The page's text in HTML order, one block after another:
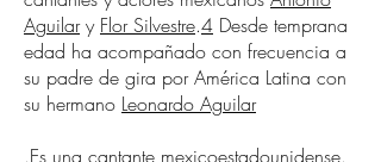
Aguilary Flor Silvestre.4 Desde temprana
edad ha acompañado con frecuencia a
su padre de gira por América Latina con
su hermano Leonardo Aguilar
.Es una cantante mexicoestadounidense.​